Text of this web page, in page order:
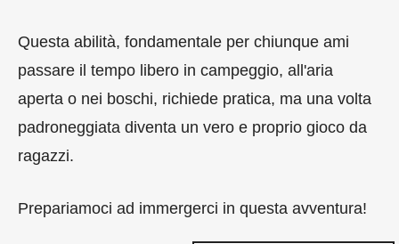
Questa abilità, fondamentale per chiunque ami
passare il tempo libero in campeggio, all'aria
aperta o nei boschi, richiede pratica, ma una volta
padroneggiata diventa un vero e proprio gioco da
ragazzi.
Prepariamoci ad immergerci in questa avventura!